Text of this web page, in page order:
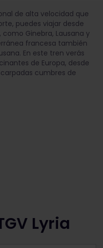
de alta velocidad que
puedes viajar desde
Ginebra, Lausana y
francesa también
En este tren verás
de Europa, desde
cumbres de
Lyria